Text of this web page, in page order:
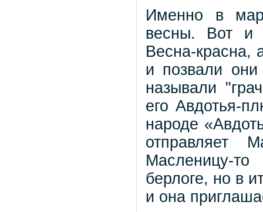
Именно в
весны. Вот и
Весна-красна,
и позвали
называли
его Авдотья-
народе
отправляет
Масленицу-
берлоге, но в
и она